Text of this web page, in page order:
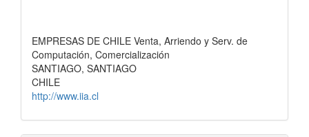
EMPRESAS DE CHILE Venta, Arriendo y Serv. de
Computación, Comercialización
SANTIAGO, SANTIAGO
CHILE
http://www.iia.cl